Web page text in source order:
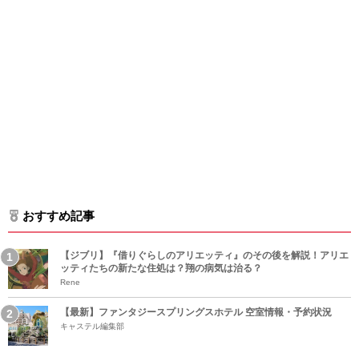
おすすめ記事
【ジブリ】『借りぐらしのアリエッティ』のその後を解説！アリエ
ッティたちの新たな住処は？翔の病気は治る？
Rene
【最新】ファンタジースプリングスホテル 空室情報・予約状況
キャステル編集部